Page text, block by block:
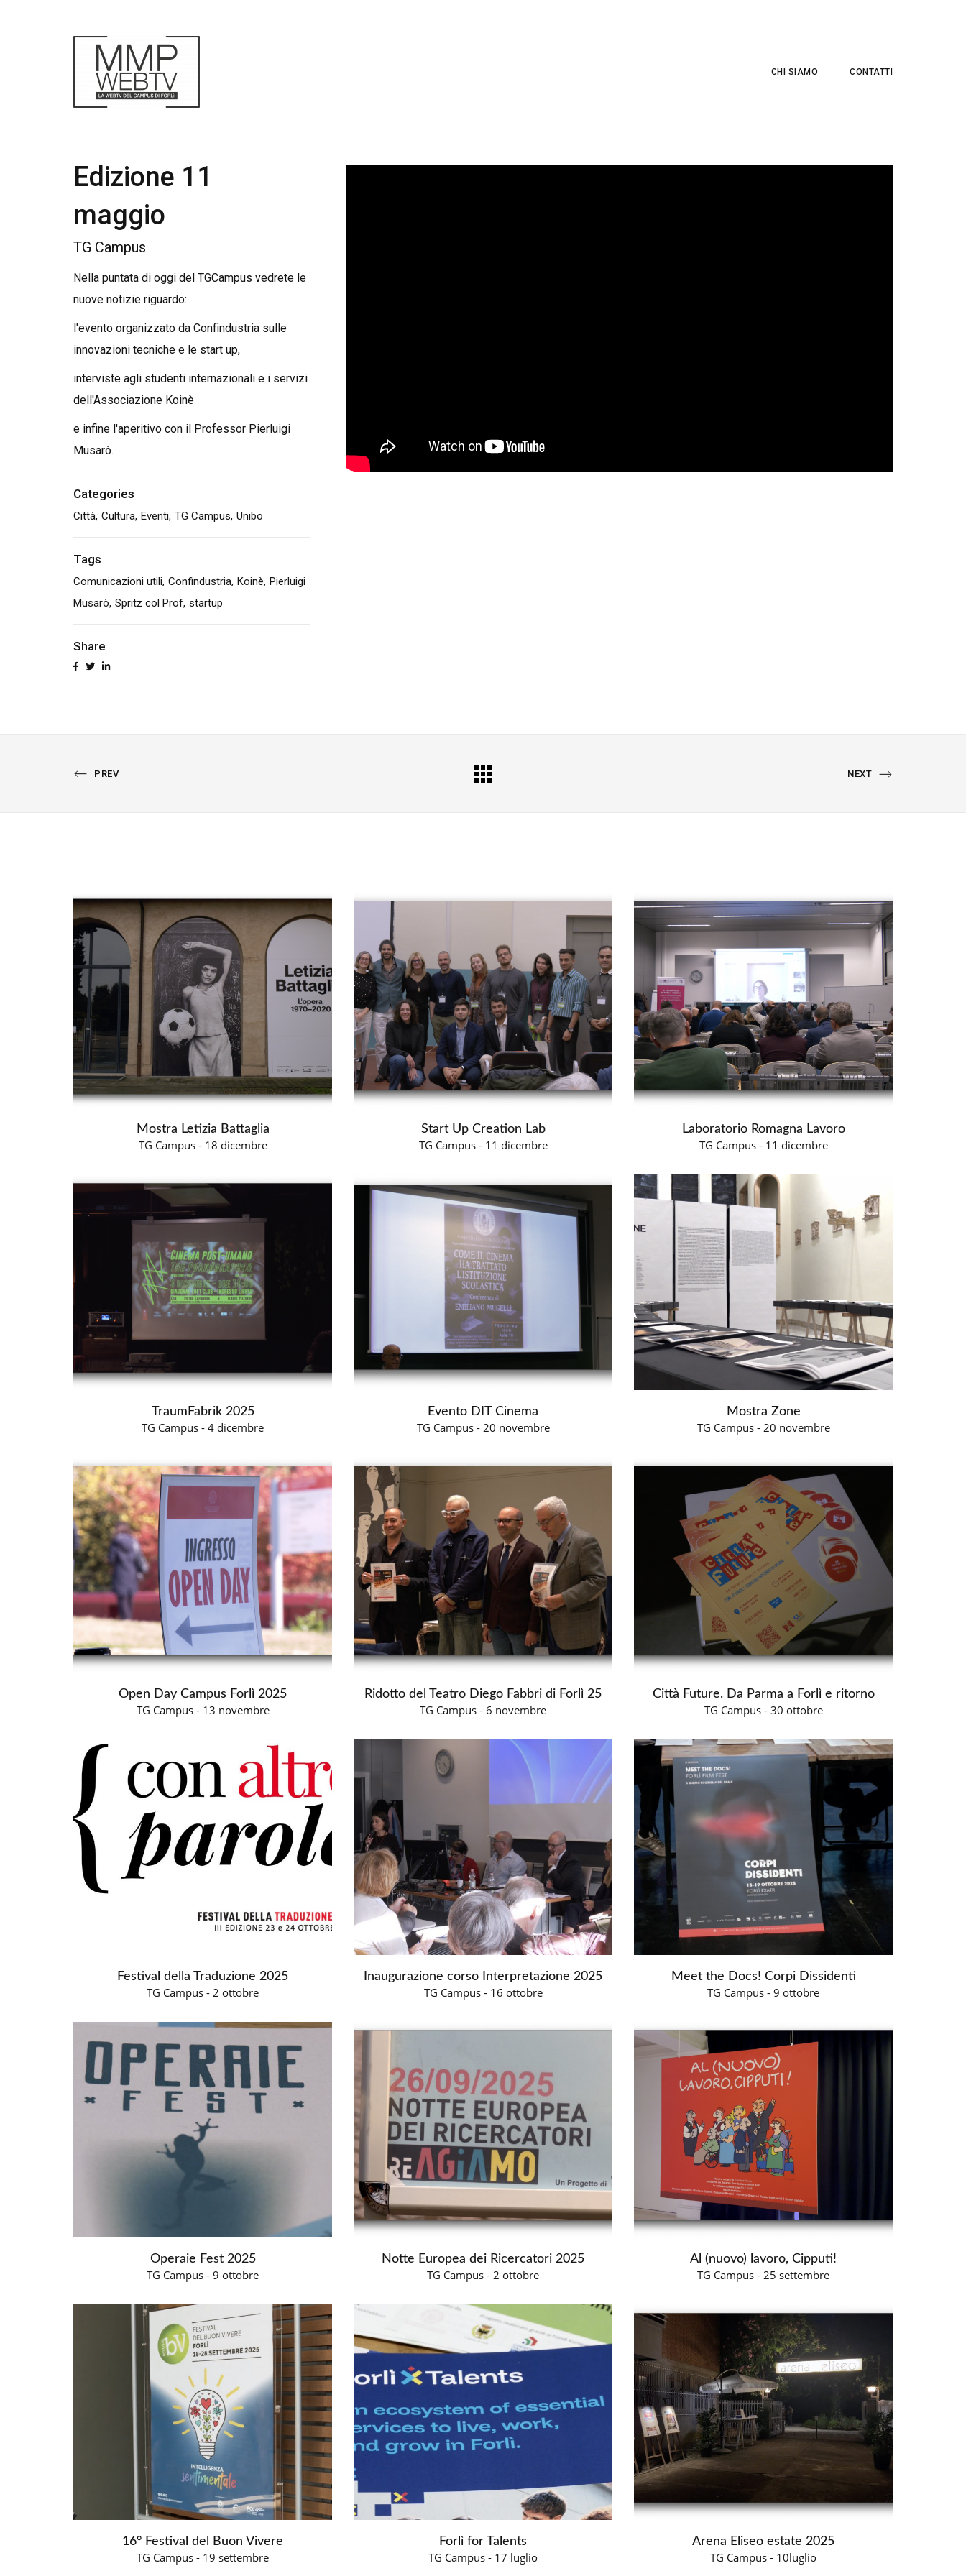
CHI SIAMO CONTATTI
Edizione 11
maggio
TG Campus
Nella puntata di oggi del TGCampus vedrete le
nuove notizie riguardo:
l'evento organizzato da Confindustria sulle
innovazioni tecniche e le start up,
interviste agli studenti internazionali e i servizi
dell'Associazione Koinè
e infine l'aperitivo con il Professor Pierluigi
Musarò.
Categories
Città Cultura Eventi TG Campus Unibo
Tags
Comunicazioni utili Confindustria Koinè Pierluigi
Musarò Spritz col Prof startup
Share
PREVIOUS
PREV
All
NEXT
NEXT
Mostra Letizia Battaglia
TG Campus - 18 dicembre
Start Up Creation Lab
TG Campus - 11 dicembre
Laboratorio Romagna Lavoro
TG Campus - 11 dicembre
TraumFabrik 2025
TG Campus - 4 dicembre
Evento DIT Cinema
TG Campus - 20 novembre
Mostra Zone
TG Campus - 20 novembre
Open Day Campus Forlì 2025
TG Campus - 13 novembre
Ridotto del Teatro Diego Fabbri di Forlì 25
TG Campus - 6 novembre
Città Future. Da Parma a Forlì e ritorno
TG Campus - 30 ottobre
Festival della Traduzione 2025
TG Campus - 2 ottobre
Inaugurazione corso Interpretazione 2025
TG Campus - 16 ottobre
Meet the Docs! Corpi Dissidenti
TG Campus - 9 ottobre
Operaie Fest 2025
TG Campus - 9 ottobre
Notte Europea dei Ricercatori 2025
TG Campus - 2 ottobre
Al (nuovo) lavoro, Cipputi!
TG Campus - 25 settembre
16° Festival del Buon Vivere
TG Campus - 19 settembre
Forlì for Talents
TG Campus - 17 luglio
Arena Eliseo estate 2025
TG Campus - 10luglio